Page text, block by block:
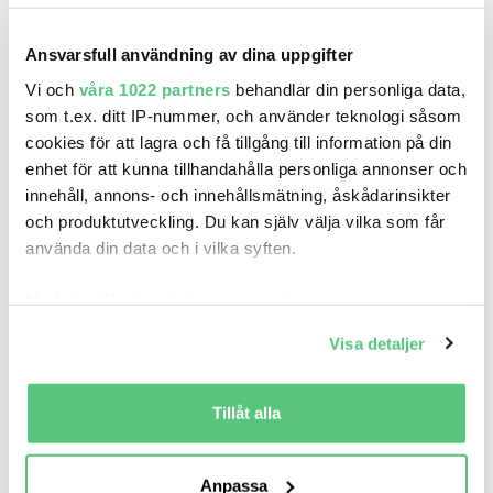
Ansvarsfull användning av dina uppgifter
Vi och våra 1022 partners behandlar din personliga data,
som t.ex. ditt IP-nummer, och använder teknologi såsom
cookies för att lagra och få tillgång till information på din
enhet för att kunna tillhandahålla personliga annonser och
innehåll, annons- och innehållsmätning, åskådarinsikter
och produktutveckling. Du kan själv välja vilka som får
använda din data och i vilka syften.
som kan ha en noggrannhet på upp till flera meter
Identifiera din enhet genom att aktivt skanna den
för specifika kännetecken (fingeravtryck)
Ta reda på mer om hur dina personliga uppgifter
Visa detaljer
Tillåt alla
Anpassa
Din Bil / Seat Malmö
Mil: 8 641 År: 2023 Drivmedel:
Gratis historik (8)
Räkna på försäkring
Se bil